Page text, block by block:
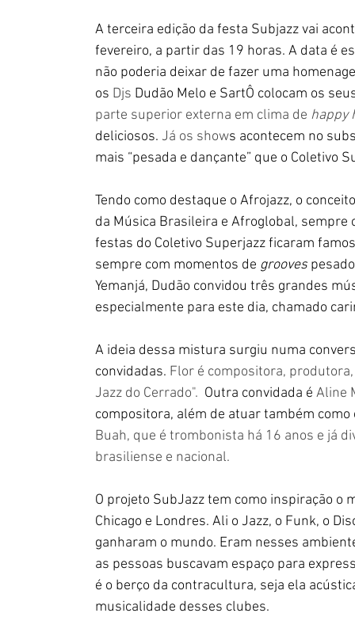
A terceira edição da festa Subjazz vai
fevereiro, a partir das 19 horas. A data é
não poderia deixar de fazer uma
os Djs Dudão Melo e SartÔ colocam os
parte superior externa em clima de happy
deliciosos. Já os shows acontecem no
mais “pesada e dançante” que o Coletivo
Tendo como destaque o Afrojazz, o
da Música Brasileira e Afroglobal,
festas do Coletivo Superjazz ficaram
sempre com momentos de grooves
Yemanjá, Dudão convidou três grandes
especialmente para este dia, chamado
A ideia dessa mistura surgiu numa
convidadas. Flor é compositora,
Jazz do Cerrado". Outra convidada é Aline
compositora, além de atuar também
Buah, que é trombonista há 16 anos e já
brasiliense e nacional.
O projeto SubJazz tem como inspiração o
Chicago e Londres. Ali o Jazz, o Funk, o
ganharam o mundo. Eram nesses
as pessoas buscavam espaço para
é o berço da contracultura, seja ela
musicalidade desses clubes.